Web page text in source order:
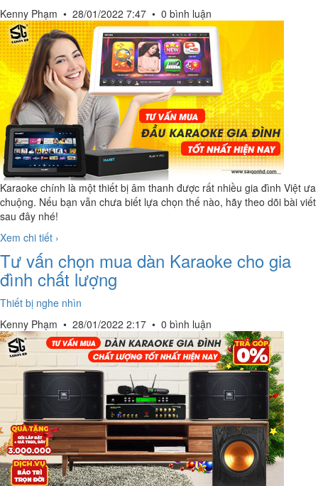
Kenny Phạm • 28/01/2022 7:47 • 0 bình luận
Karaoke chính là một thiết bị âm thanh được rất nhiều gia đình Việt ưa
chuộng. Nếu bạn vẫn chưa biết lựa chọn thế nào, hãy theo dõi bài viết
sau đây nhé!
Xem chi tiết ›
Tư vấn chọn mua dàn Karaoke cho gia
đình chất lượng
Thiết bị nghe nhìn
Kenny Phạm • 28/01/2022 2:17 • 0 bình luận